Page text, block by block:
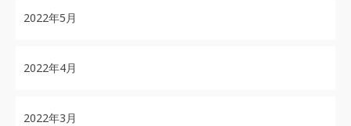
2022年5月
2022年4月
2022年3月